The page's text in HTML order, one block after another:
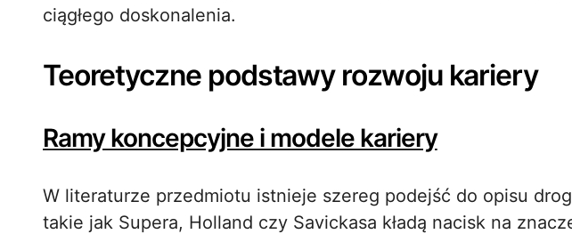
ciągłego doskonalenia.
Teoretyczne podstawy rozwoju kariery
Ramy koncepcyjne i modele kariery
W literaturze przedmiotu istnieje szereg podejść do opisu
takie jak Supera, Holland czy Savickasa kładą nacisk na